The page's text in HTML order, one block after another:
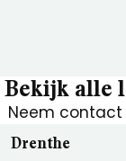
Bekijk alle
Neem contact
Drenthe